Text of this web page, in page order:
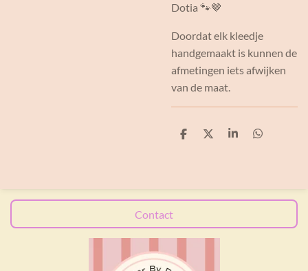
Dotia 🐾🤎
Doordat elk kleedje
handgemaakt is kunnen de
afmetingen iets afwijken
van de maat.
D
D
S
D
Contact